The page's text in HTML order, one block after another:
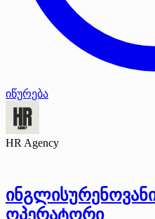
იწურება
HR Agency
ოპერატორი